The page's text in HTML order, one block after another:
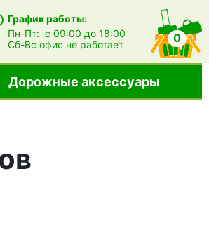
График работы:
Пн-Пт:с 09:00 до 18:00
Сб-Всофис не работает 0
Дорожные аксессуары